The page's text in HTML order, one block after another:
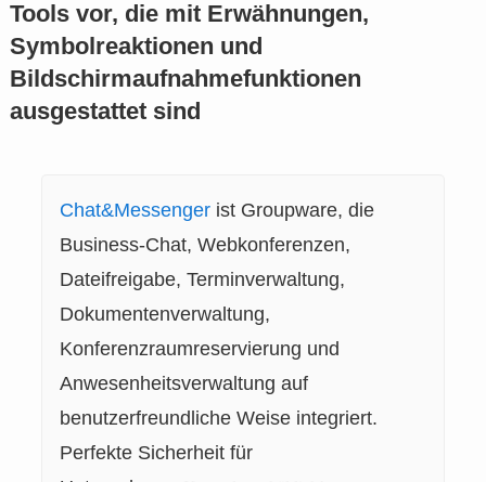
Tools vor, die mit Erwähnungen,
Symbolreaktionen und
Bildschirmaufnahmefunktionen
ausgestattet sind
Chat&Messenger ist Groupware, die
Business-Chat, Webkonferenzen,
Dateifreigabe, Terminverwaltung,
Dokumentenverwaltung,
Konferenzraumreservierung und
Anwesenheitsverwaltung auf
benutzerfreundliche Weise integriert.
Perfekte Sicherheit für